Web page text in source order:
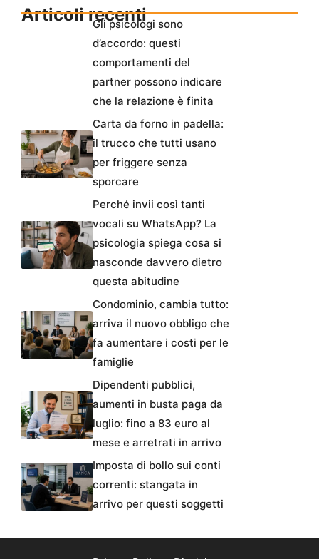
Articoli recenti
Gli psicologi sono
d’accordo: questi
comportamenti del
partner possono indicare
che la relazione è finita
Carta da forno in padella:
il trucco che tutti usano
per friggere senza
sporcare
Perché invii così tanti
vocali su WhatsApp? La
psicologia spiega cosa si
nasconde davvero dietro
questa abitudine
Condominio, cambia tutto:
arriva il nuovo obbligo che
fa aumentare i costi per le
famiglie
Dipendenti pubblici,
aumenti in busta paga da
luglio: fino a 83 euro al
mese e arretrati in arrivo
Imposta di bollo sui conti
correnti: stangata in
arrivo per questi soggetti